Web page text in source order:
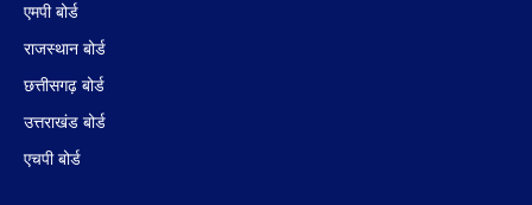
एमपी बोर्ड
राजस्थान बोर्ड
छत्तीसगढ़ बोर्ड
उत्तराखंड बोर्ड
एचपी बोर्ड